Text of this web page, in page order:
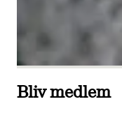
Bliv medlem